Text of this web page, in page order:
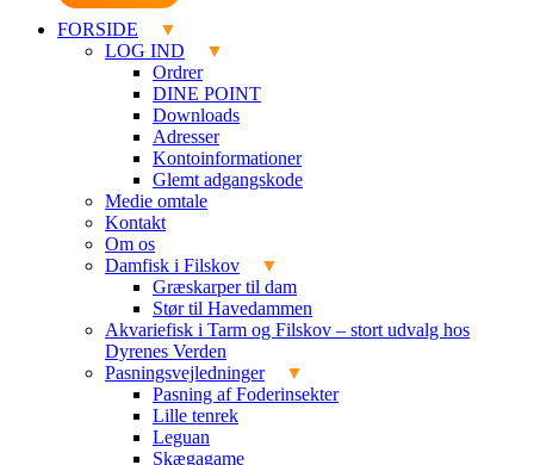
FORSIDE
LOG IND
Ordrer
DINE POINT
Downloads
Adresser
Kontoinformationer
Glemt adgangskode
Medie omtale
Kontakt
Om os
Damfisk i Filskov
Græskarper til dam
Stør til Havedammen
Akvariefisk i Tarm og Filskov – stort udvalg hos
Dyrenes Verden
Pasningsvejledninger
Pasning af Foderinsekter
Lille tenrek
Leguan
Skægagame